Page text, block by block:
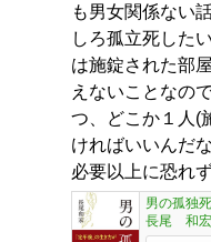
も男女関係ない
しろ孤立死した
は施錠された部
えないことなの
つ、どこか１人(
ければいいんだ
必要以上に恐れ
男の孤独死
長尾 和宏